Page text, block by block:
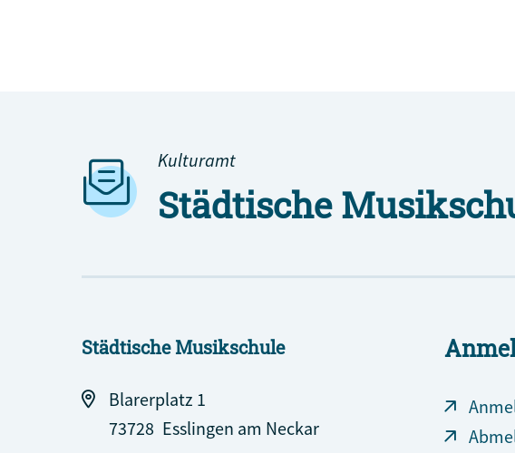
Kulturamt
Städtische
Städtische Musikschule
Blarerplatz 1
73728 Esslingen am Neckar